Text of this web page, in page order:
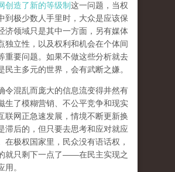
创造了新的等级制这一问题，当权
到极少数人手里时，大众是应该保
济领域只是其中一方面，另有媒体
独立性，以及权利和机会在个体间
重要问题。 如果不做这些分析就去
民主多元的世界，会有武断之嫌。
令混乱而庞大的信息流变得井然有
生了模糊营销、不公平竞争和现实
联网正急速发展，情境不断更新换
滞后的，但只要去思考和应对就应
在极权国家里，民众没有语话权，
就只剩下一点了——在民主实现之
用 。